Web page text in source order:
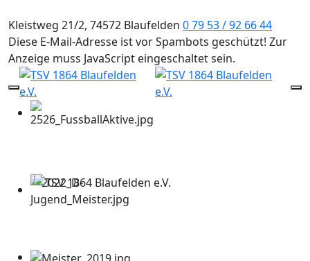
Kleistweg 21/2, 74572 Blaufelden 0 79 53 / 92 66 44
Diese E-Mail-Adresse ist vor Spambots geschützt! Zur
Anzeige muss JavaScript eingeschaltet sein.
Mobile Menu Toggle